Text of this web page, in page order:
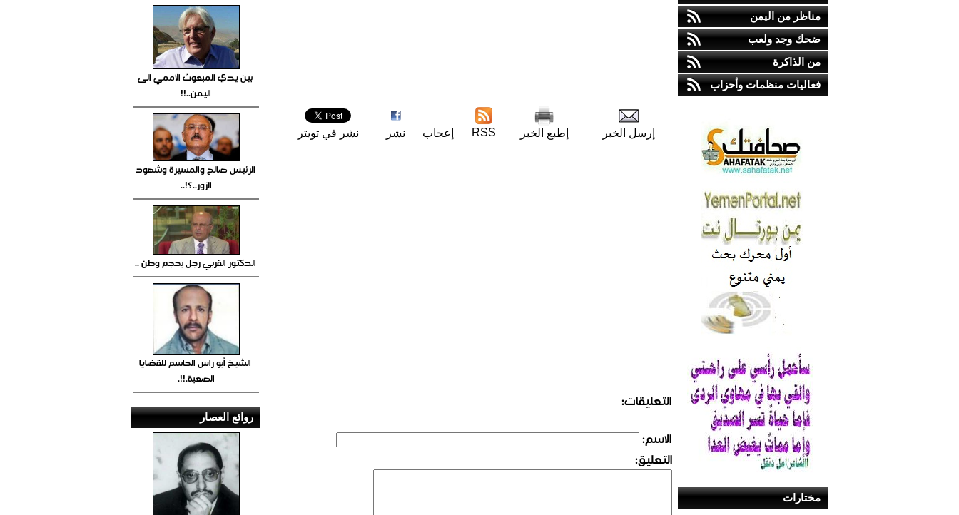
مناظر من اليمن
ضحك وجد ولعب
من الذاكرة
فعاليات منظمات وأحزاب
مختارات
إرسل الخبر إطبع الخبر RSS إعجاب نشر نشر في تويتر
التعليقات:
الاسم:
التعليق:
بين يدي المبعوث الأممي الى
اليمن..!!
الرئيس صالح والمسيرة وشهود
الزور..؟!..
الدكتور القربي رجل بحجم وطن ..
الشيخ أبو راس الحاسم للقضايا
الصعبة.!!.
روائع العصار